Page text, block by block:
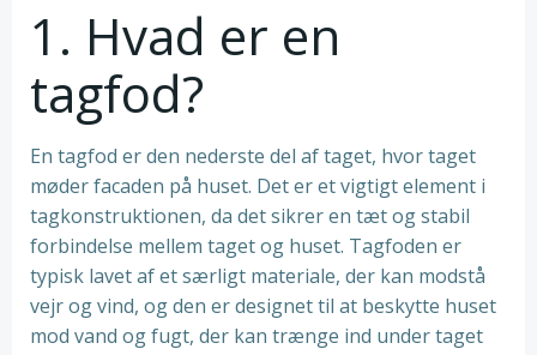
1. Hvad er en
tagfod?
En tagfod er den nederste del af taget, hvor taget
møder facaden på huset. Det er et vigtigt element i
tagkonstruktionen, da det sikrer en tæt og stabil
forbindelse mellem taget og huset. Tagfoden er
typisk lavet af et særligt materiale, der kan modstå
vejr og vind, og den er designet til at beskytte huset
mod vand og fugt, der kan trænge ind under taget